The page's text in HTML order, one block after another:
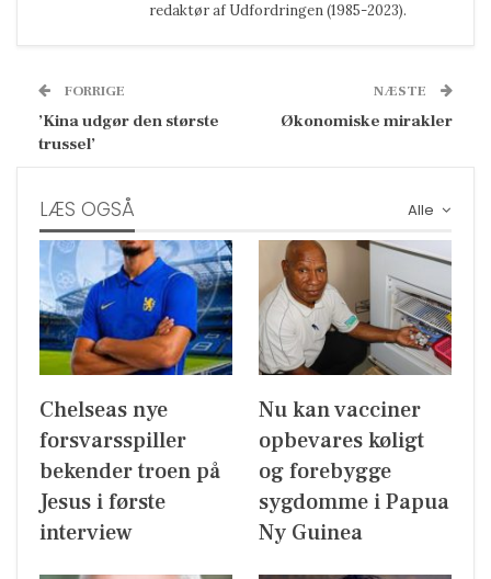
redaktør af Udfordringen (1985-2023).
FORRIGE
’Kina udgør den største
trussel’
NÆSTE
Økonomiske mirakler
Alle
LÆS OGSÅ
Chelseas nye
forsvarsspiller
bekender troen på
Jesus i første
interview
Nu kan vacciner
opbevares køligt
og forebygge
sygdomme i Papua
Ny Guinea